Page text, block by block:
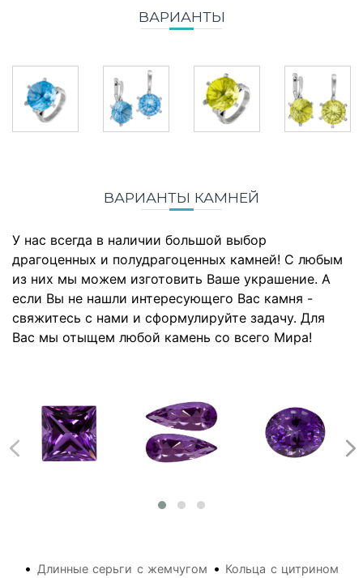
ВАРИАНТЫ
ВАРИАНТЫ КАМНЕЙ
У нас всегда в наличии большой выбор
драгоценных и полудрагоценных камней! С любым
из них мы можем изготовить Ваше украшение. А
если Вы не нашли интересующего Вас камня -
свяжитесь с нами и сформулируйте задачу. Для
Вас мы отыщем любой камень со всего Мира!
• Длинные серьги с жемчугом • Кольца с цитрином